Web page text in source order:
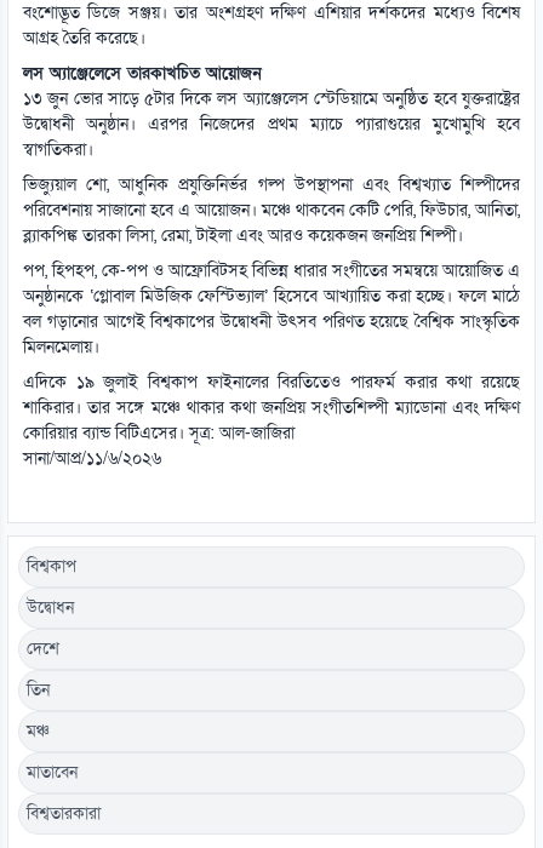
বংশোদ্ভূত ডিজে সঞ্জয়। তার অংশগ্রহণ দক্ষিণ এশিয়ার দর্শকদের মধ্যেও বিশেষ
আগ্রহ তৈরি করেছে।
লস অ্যাঞ্জেলেসে তারকাখচিত আয়োজন
১৩ জুন ভোর সাড়ে ৫টার দিকে লস অ্যাঞ্জেলেস স্টেডিয়ামে অনুষ্ঠিত হবে যুক্তরাষ্ট্রের
উদ্বোধনী অনুষ্ঠান। এরপর নিজেদের প্রথম ম্যাচে প্যারাগুয়ের মুখোমুখি হবে
স্বাগতিকরা।
ভিজ্যুয়াল শো, আধুনিক প্রযুক্তিনির্ভর গল্প উপস্থাপনা এবং বিশ্বখ্যাত শিল্পীদের
পরিবেশনায় সাজানো হবে এ আয়োজন। মঞ্চে থাকবেন কেটি পেরি, ফিউচার, আনিতা,
ব্ল্যাকপিঙ্ক তারকা লিসা, রেমা, টাইলা এবং আরও কয়েকজন জনপ্রিয় শিল্পী।
পপ, হিপহপ, কে-পপ ও আফ্রোবিটসহ বিভিন্ন ধারার সংগীতের সমন্বয়ে আয়োজিত এ
অনুষ্ঠানকে ‘গ্লোবাল মিউজিক ফেস্টিভ্যাল’ হিসেবে আখ্যায়িত করা হচ্ছে। ফলে মাঠে
বল গড়ানোর আগেই বিশ্বকাপের উদ্বোধনী উৎসব পরিণত হয়েছে বৈশ্বিক সাংস্কৃতিক
মিলনমেলায়।
এদিকে ১৯ জুলাই বিশ্বকাপ ফাইনালের বিরতিতেও পারফর্ম করার কথা রয়েছে
শাকিরার। তার সঙ্গে মঞ্চে থাকার কথা জনপ্রিয় সংগীতশিল্পী ম্যাডোনা এবং দক্ষিণ
কোরিয়ার ব্যান্ড বিটিএসের। সূত্র: আল-জাজিরা
সানা/আপ্র/১১/৬/২০২৬
বিশ্বকাপ
উদ্বোধন
দেশে
তিন
মঞ্চ
মাতাবেন
বিশ্বতারকারা